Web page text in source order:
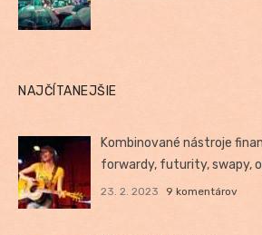
NAJČÍTANEJŠIE
Kombinované nástroje
forwardy, futurity, swapy,
23. 2. 2023 9 komentárov